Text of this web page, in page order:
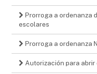
Prorroga a ordenanza
escolares
Prorroga a ordenanza
Autorización para abrir